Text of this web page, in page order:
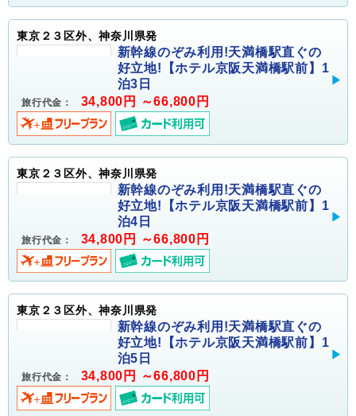
東京２３区外、神奈川県発
新幹線のぞみ利用!天満橋駅直ぐの
好立地!【ホテル京阪天満橋駅前】1
泊3日
旅行代金： 34,800円 ～66,800円
東京２３区外、神奈川県発
新幹線のぞみ利用!天満橋駅直ぐの
好立地!【ホテル京阪天満橋駅前】1
泊4日
旅行代金： 34,800円 ～66,800円
東京２３区外、神奈川県発
新幹線のぞみ利用!天満橋駅直ぐの
好立地!【ホテル京阪天満橋駅前】1
泊5日
旅行代金： 34,800円 ～66,800円